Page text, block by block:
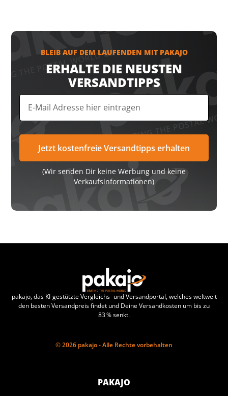
BLEIB AUF DEM LAUFENDEN MIT PAKAJO
ERHALTE DIE NEUSTEN
VERSANDTIPPS
(Wir senden Dir keine Werbung und keine
Verkaufsinformationen)
pakajo, das KI-gestützte Vergleichs- und Versandportal, welches weltweit
den besten Versandpreis findet und Deine Versandkosten um bis zu
83 % senkt.
© 2026 pakajo - Alle Rechte vorbehalten
PAKAJO